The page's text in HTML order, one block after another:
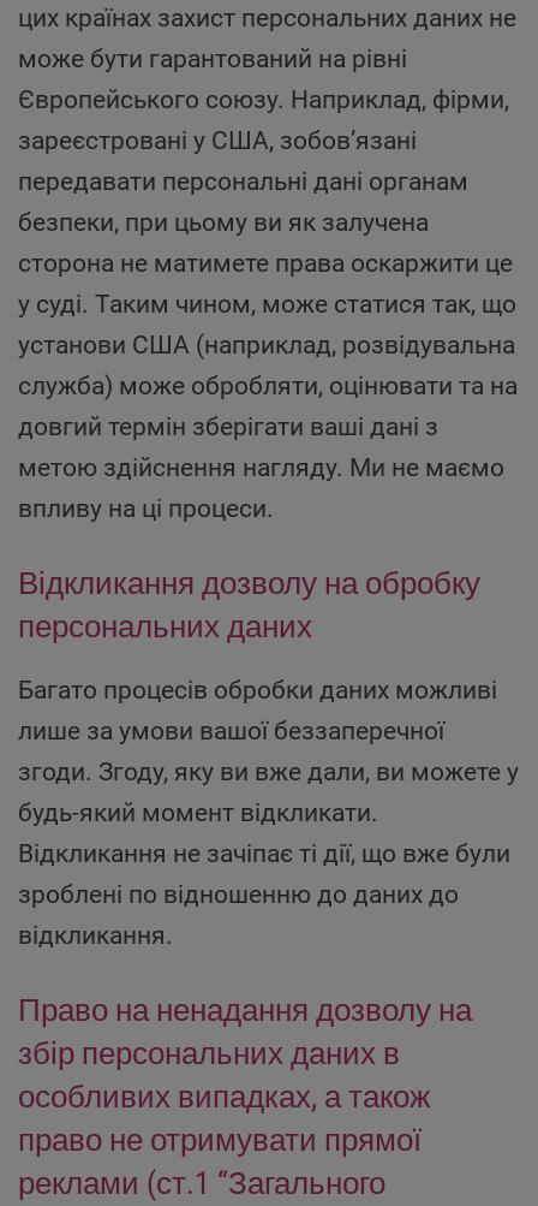
цих країнах захист персональних даних не
може бути гарантований на рівні
Європейського союзу. Наприклад, фірми,
зареєстровані у США, зобов’язані
передавати персональні дані органам
безпеки, при цьому ви як залучена
сторона не матимете права оскаржити це
у суді. Таким чином, може статися так, що
установи США (наприклад, розвідувальна
служба) може обробляти, оцінювати та на
довгий термін зберігати ваші дані з
метою здійснення нагляду. Ми не маємо
впливу на ці процеси.
Відкликання дозволу на обробку
персональних даних
Багато процесів обробки даних можливі
лише за умови вашої беззаперечної
згоди. Згоду, яку ви вже дали, ви можете у
будь-який момент відкликати.
Відкликання не зачіпає ті дії, що вже були
зроблені по відношенню до даних до
відкликання.
Право на ненадання дозволу на
збір персональних даних в
особливих випадках, а також
право не отримувати прямої
реклами (ст.1 “Загального